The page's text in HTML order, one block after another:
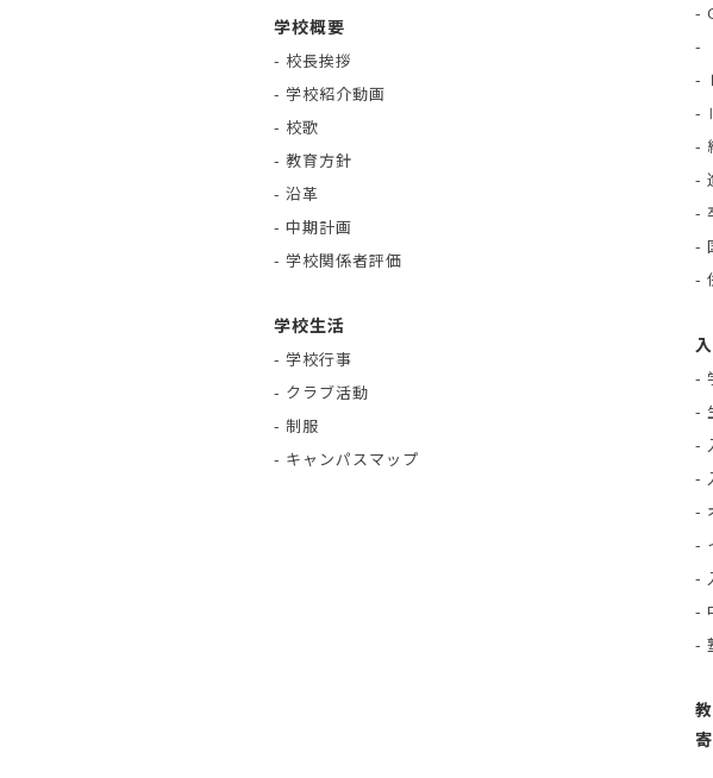
学校概要
- 校長挨拶
- 学校紹介動画
- 校歌
- 教育方針
- 沿革
- 中期計画
- 学校関係者評価
学校生活
- 学校行事
- クラブ活動
- 制服
- キャンパスマップ
-
-
-
-
-
-
-
-
-
-
-
-
-
-
-
-
-
-